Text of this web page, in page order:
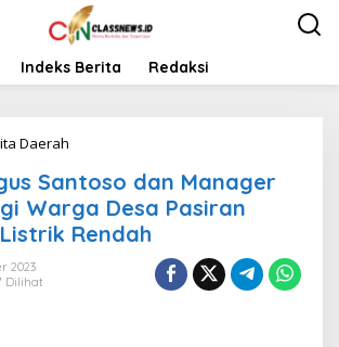
Indeks Berita Redaksi
Daerah
b
u
p
B
Santoso dan Manager
Warga Desa Pasiran
Rendah
2023
Dilihat